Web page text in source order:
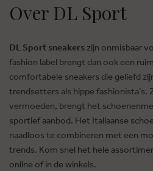
Over DL Sport
DL Sport sneakers zijn onmisbaar
fashion label brengt dan ook een
comfortabele sneakers die geliefd
trendsetters als hippe fashionista’s.
vermoeden, brengt het
sportief aanbod. Het Italiaanse
naadloos te combineren met een
trends. Kom snel het hele
online of in de winkels.